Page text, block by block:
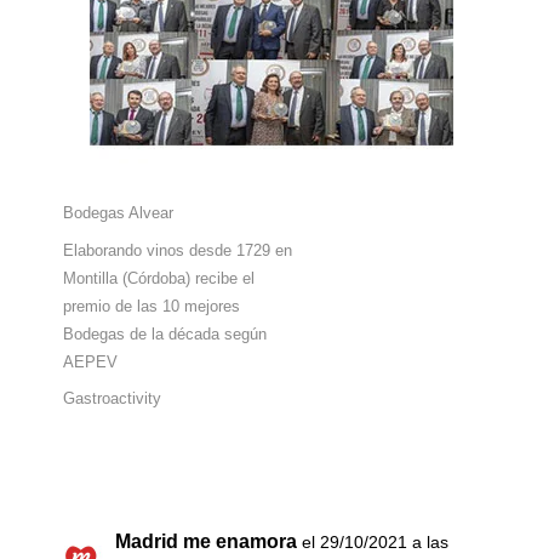
Bodegas Alvear
Elaborando vinos desde 1729 en
Montilla (Córdoba) recibe el
premio de las 10 mejores
Bodegas de la década según
AEPEV
Gastroactivity
Madrid me enamora el 29/10/2021 a las